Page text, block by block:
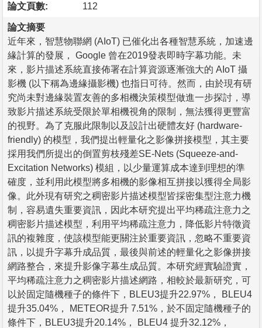
論文頁數: 112
論文摘要
近年來，智慧物聯網 (AIoT) 已催化出各種智慧系統，加速邊
緣計算的發展， Google 曾在2019發表即時字幕功能。未
來，影片描述系統直接佈署在計算資源逐漸強大的 AIoT 攝
影機 (以下稱為邊緣攝影機) 也指日可待。然而，由於現有研
究尚未對邊緣裝置友善的多相機決策模型做進一步探討，導
致影片描述系統受限於單相機視角的限制，無法獲得更豐富
的視野。為了克服此限制以及設計出硬體友好 (hardware-
friendly) 的模型，我們提出輕量化之影像拼接模型，其主要
採用我們所提出的倒置剪枝殘差SE-Nets (Squeeze-and-
Excitation Networks) 模組，以少量運算成本達到理想的準
確度，並利用此模型將多相機的影像相互拼接以獲得全局影
像。此外現有研究之稠密影片描述模型皆採密集型注意力機
制，容易遺失重要資訊，因此本研究提出平均稀疏注意力之
稠密影片描述模型，利用平均稀疏注意力，降低影片特徵資
訊的複雜度，使該模型能更關注於重要資訊，忽略不重要資
訊，以提升字幕升成品質，最後與前述的輕量化之影像拼接
網路整合，來提升影像字幕生成品質。本研究經實驗證實，
平均稀疏注意力之稠密影片描述網路，相較於最新研究，可
以於固定隨機種子的條件下，BLEU3提升22.97%， BLEU4
提升35.04%， METEOR提升 7.51%，於不固定隨機種子的
條件下，BLEU3提升20.14%， BLEU4 提升32.12%，